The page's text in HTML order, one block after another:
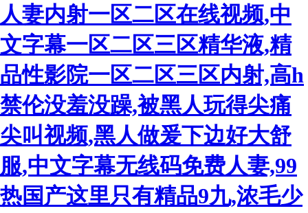
人妻内射一区二区在线视频,中
文字幕一区二区三区精华液,精
品性影院一区二区三区内射,高h
禁伦没羞没躁,被黑人玩得尖痛
尖叫视频,黑人做爰下边好大舒
服,中文字幕无线码免费人妻,99
热国产这里只有精品9九,浓毛少